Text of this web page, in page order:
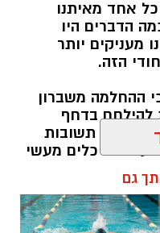
אחד מאיתנו
הדברים היו
מעניקים יותר
הזה.
ההחלמה משברון
בדחף
ולחפש תשובות
ארגז כלים מעשי
מהכאב ולהמשיך
אבל אנחנו לא
גם